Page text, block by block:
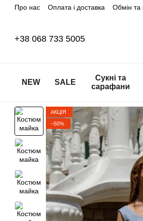
Перейти до основного контенту
Про нас Оплата і доставка Обмін та
+38 068 733 5005
NEW SALE
Сукні та
сарафани
АКЦІЯ
−50%